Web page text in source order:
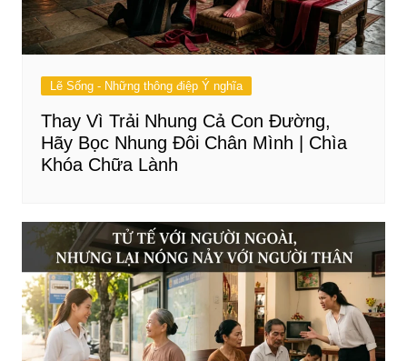
Lẽ Sống - Những thông điệp Ý nghĩa
Thay Vì Trải Nhung Cả Con Đường,
Hãy Bọc Nhung Đôi Chân Mình | Chìa
Khóa Chữa Lành